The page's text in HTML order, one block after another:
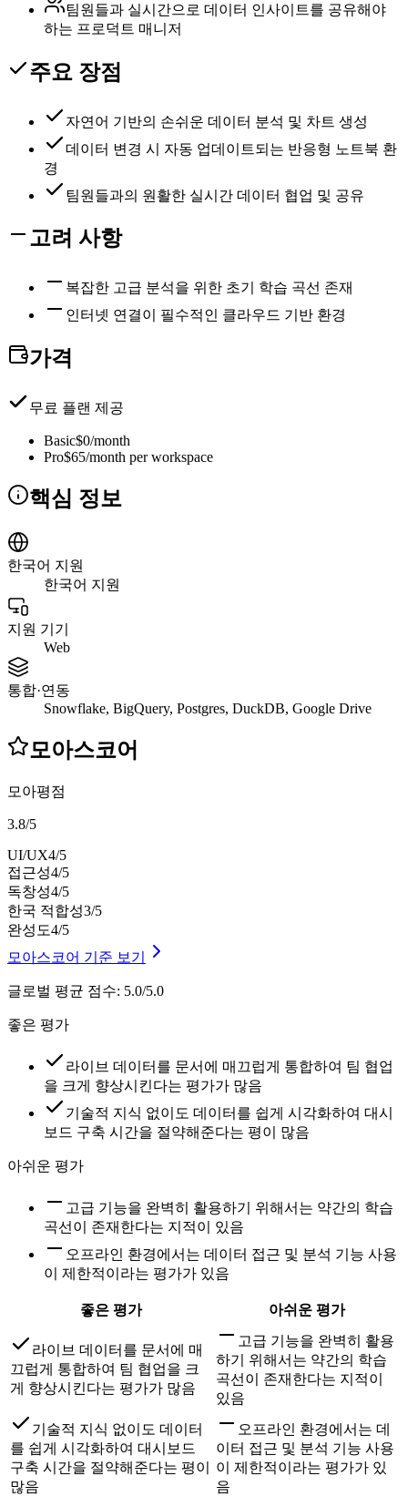
팀원들과 실시간으로 데이터 인사이트를 공유해야
하는 프로덕트 매니저
주요 장점
자연어 기반의 손쉬운 데이터 분석 및 차트 생성
데이터 변경 시 자동 업데이트되는 반응형 노트북 환
경
팀원들과의 원활한 실시간 데이터 협업 및 공유
고려 사항
복잡한 고급 분석을 위한 초기 학습 곡선 존재
인터넷 연결이 필수적인 클라우드 기반 환경
가격
무료 플랜 제공
Basic$0/month
Pro$65/month per workspace
핵심 정보
한국어 지원
한국어 지원
지원 기기
Web
통합·연동
Snowflake, BigQuery, Postgres, DuckDB, Google Drive
모아스코어
모아평점
3.8/5
UI/UX4/5
접근성4/5
독창성4/5
한국 적합성3/5
완성도4/5
모아스코어 기준 보기
글로벌 평균 점수: 5.0/5.0
좋은 평가
라이브 데이터를 문서에 매끄럽게 통합하여 팀 협업
을 크게 향상시킨다는 평가가 많음
기술적 지식 없이도 데이터를 쉽게 시각화하여 대시
보드 구축 시간을 절약해준다는 평이 많음
아쉬운 평가
고급 기능을 완벽히 활용하기 위해서는 약간의 학습
곡선이 존재한다는 지적이 있음
오프라인 환경에서는 데이터 접근 및 분석 기능 사용
이 제한적이라는 평가가 있음
좋은 평가 아쉬운 평가
라이브 데이터를 문서에 매
끄럽게 통합하여 팀 협업을 크
게 향상시킨다는 평가가 많음
고급 기능을 완벽히 활용
하기 위해서는 약간의 학습
곡선이 존재한다는 지적이
있음
기술적 지식 없이도 데이터
를 쉽게 시각화하여 대시보드
구축 시간을 절약해준다는 평이
많음
오프라인 환경에서는 데
이터 접근 및 분석 기능 사용
이 제한적이라는 평가가 있
음